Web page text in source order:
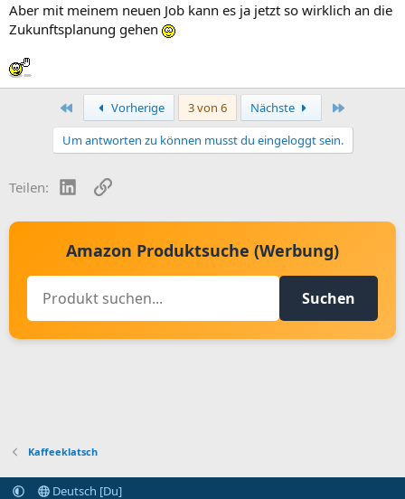
Aber mit meinem neuen Job kann es ja jetzt so wirklich an die
Zukunftsplanung gehen
Erste Vorherige 3 von 6 Nächste
Um antworten zu können musst du eingeloggt sein.
Teilen: LinkedInLink
Amazon Produktsuche (Werbung)
Suchen
Kaffeeklatsch
Deutsch [Du]